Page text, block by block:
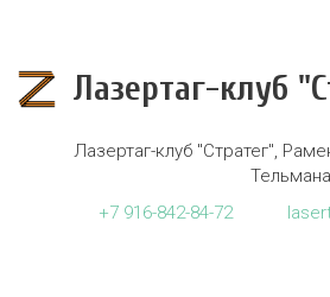
Лазертаг-клуб
Лазертаг-клуб "Стратег",
Тельмана
+7916-842-84-72